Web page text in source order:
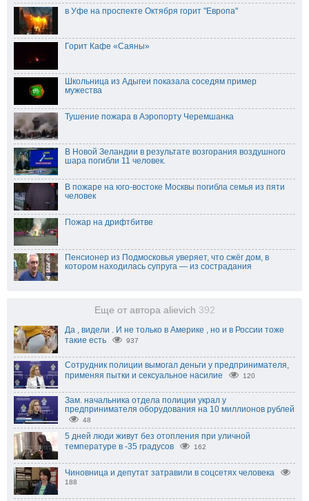
в Уфе на проспекте Октября горит "Европа"
Горит Кафе «Саяны»
Школьница из Адыгеи показала соседям пример
мужества
Тушение пожара в Аэропорту Черемшанка
В Новой Зеландии в результате возгорания воздушного
шара погибли 11 человек.
В пожаре на юго-востоке Москвы погибла семья из пяти
человек
Пожар на дрифтбитве
Пенсионер из Подмосковья уверяет, что сжёг дом, в
котором находилась супруга — из сострадания
Еще от автора alievich 392
Да , видели . И не только в Америке , но и в России тоже
такие есть
937
Сотрудник полиции вымогал деньги у предпринимателя,
применяя пытки и сексуальное насилие
120
Зам. начальника отдела полиции украл у
предпринимателя оборудования на 10 миллионов рублей
48
5 дней люди живут без отопления при уличной
температуре в -35 градусов
162
Чиновница и депутат затравили в соцсетях человека
188